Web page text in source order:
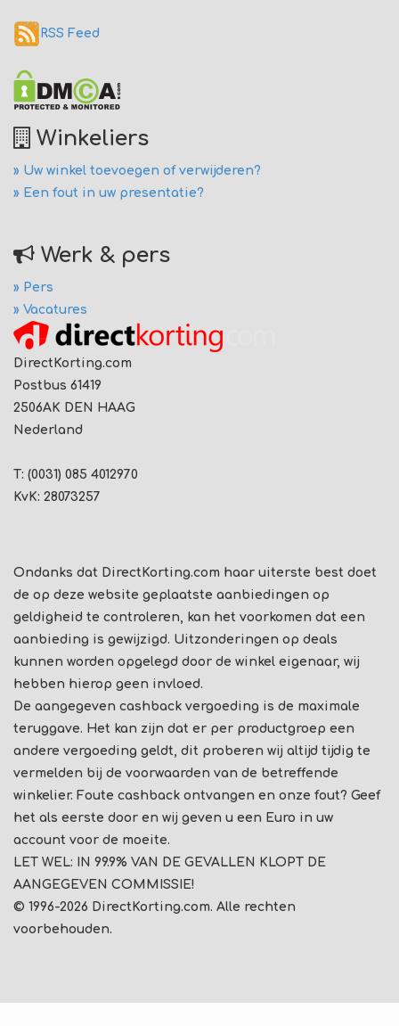
RSS Feed
Winkeliers
» Uw winkel toevoegen of verwijderen?
» Een fout in uw presentatie?
Werk & pers
» Pers
» Vacatures
DirectKorting.com
Postbus 61419
2506AK DEN HAAG
Nederland
T: (0031) 085 4012970
KvK: 28073257
Ondanks dat DirectKorting.com haar uiterste best doet
de op deze website geplaatste aanbiedingen op
geldigheid te controleren, kan het voorkomen dat een
aanbieding is gewijzigd. Uitzonderingen op deals
kunnen worden opgelegd door de winkel eigenaar, wij
hebben hierop geen invloed.
De aangegeven cashback vergoeding is de maximale
teruggave. Het kan zijn dat er per productgroep een
andere vergoeding geldt, dit proberen wij altijd tijdig te
vermelden bij de voorwaarden van de betreffende
winkelier. Foute cashback ontvangen en onze fout? Geef
het als eerste door en wij geven u een Euro in uw
account voor de moeite.
LET WEL: IN 99.9% VAN DE GEVALLEN KLOPT DE
AANGEGEVEN COMMISSIE!
© 1996-2026 DirectKorting.com. Alle rechten
voorbehouden.